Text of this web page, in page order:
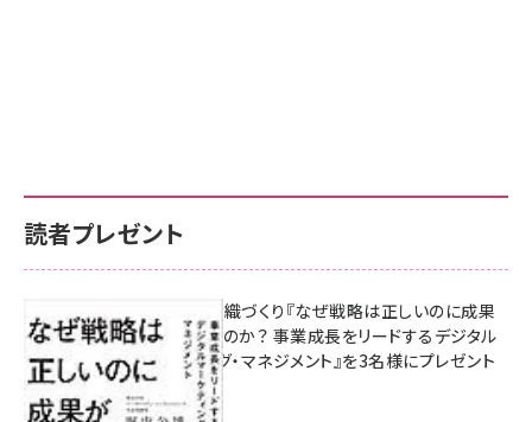
読者プレゼント
成果を生む組織づくり『なぜ戦略は正しいのに成果
があがらないのか？ 事業成長をリードするデジタル
マーケティング・マネジメント』を3名様にプレゼント
8月7日 10:00